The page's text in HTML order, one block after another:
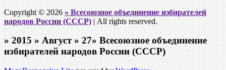
Copyright © 2026 » Всесоюзное объединение избирателей
народов России (СССР) | All rights reserved.
» 2015 » Август » 27» Всесоюзное объединение
избирателей народов России (СССР)